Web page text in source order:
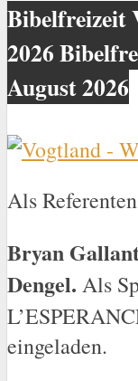
Bibelfreizeit
2026
August 2026
Als
Bryan
Dengel. Als
eingeladen.